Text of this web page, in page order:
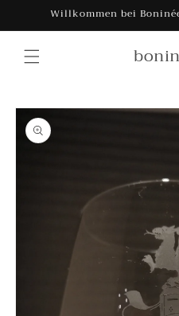
Inhalt
Willkommen bei